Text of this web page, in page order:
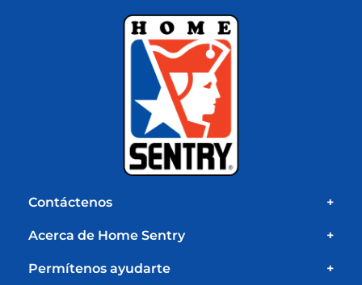
Contáctenos +
Acerca de Home Sentry +
Permítenos ayudarte +